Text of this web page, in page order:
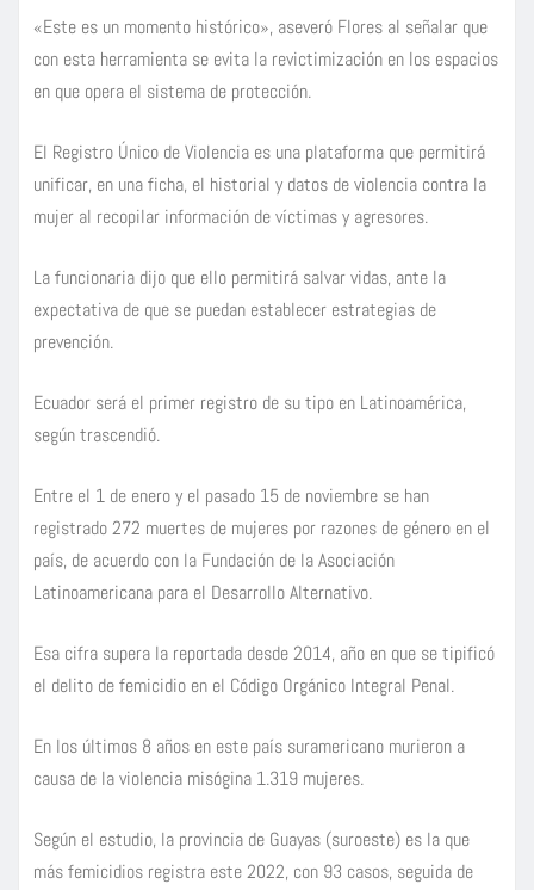
«Este es un momento histórico», aseveró Flores al señalar que
con esta herramienta se evita la revictimización en los espacios
en que opera el sistema de protección.
El Registro Único de Violencia es una plataforma que permitirá
unificar, en una ficha, el historial y datos de violencia contra la
mujer al recopilar información de víctimas y agresores.
La funcionaria dijo que ello permitirá salvar vidas, ante la
expectativa de que se puedan establecer estrategias de
prevención.
Ecuador será el primer registro de su tipo en Latinoamérica,
según trascendió.
Entre el 1 de enero y el pasado 15 de noviembre se han
registrado 272 muertes de mujeres por razones de género en el
país, de acuerdo con la Fundación de la Asociación
Latinoamericana para el Desarrollo Alternativo.
Esa cifra supera la reportada desde 2014, año en que se tipificó
el delito de femicidio en el Código Orgánico Integral Penal.
En los últimos 8 años en este país suramericano murieron a
causa de la violencia misógina 1.319 mujeres.
Según el estudio, la provincia de Guayas (suroeste) es la que
más femicidios registra este 2022, con 93 casos, seguida de